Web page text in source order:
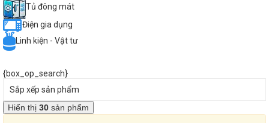
Tủ đông mát
Điện gia dụng
Linh kiện - Vật tư
{box_op_search}
Sắp xếp sản phẩm
Hiển thị 30 sản phẩm